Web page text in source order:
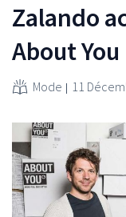
Zalando
About You
Mode 11